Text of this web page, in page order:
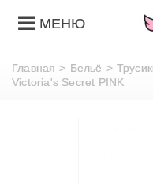
МЕНЮ
Главная > Бельё >
Victoria's Secret PINK